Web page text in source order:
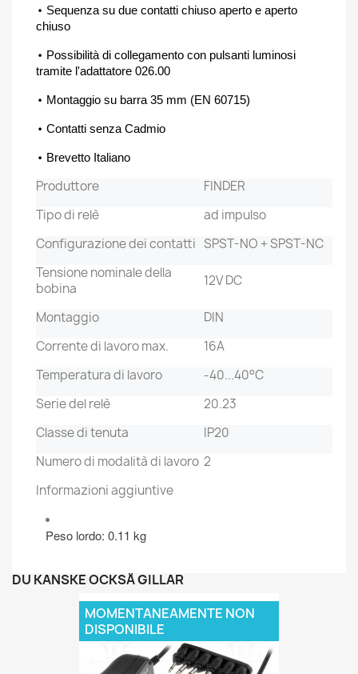
• Sequenza su due contatti chiuso aperto e aperto
chiuso
• Possibilità di collegamento con pulsanti luminosi
tramite l'adattatore 026.00
• Montaggio su barra 35 mm (EN 60715)
• Contatti senza Cadmio
• Brevetto Italiano
Produttore
FINDER
Tipo di relè
ad impulso
Configurazione dei contatti SPST-NO + SPST-NC
Tensione nominale della
bobina
12V DC
Montaggio
DIN
Corrente di lavoro max.
16A
Temperatura di lavoro
-40...40°C
Serie del relè
20.23
Classe di tenuta
IP20
Numero di modalità di lavoro 2
Informazioni aggiuntive
Peso lordo: 0.11 kg
DU KANSKE OCKSÅ GILLAR
MOMENTANEAMENTE NON
DISPONIBILE